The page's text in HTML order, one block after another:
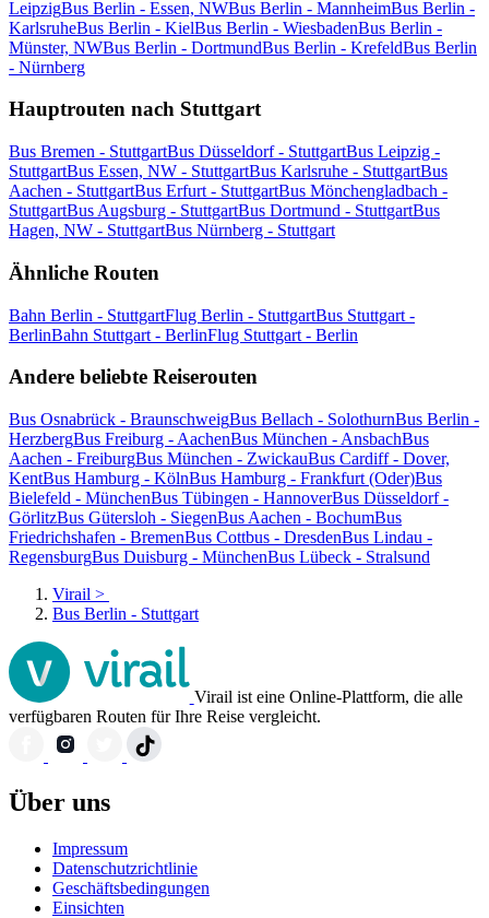
LeipzigBus Berlin - Essen, NWBus Berlin - MannheimBus Berlin -
KarlsruheBus Berlin - KielBus Berlin - WiesbadenBus Berlin -
Münster, NWBus Berlin - DortmundBus Berlin - KrefeldBus Berlin
- Nürnberg
Hauptrouten nach Stuttgart
Bus Bremen - StuttgartBus Düsseldorf - StuttgartBus Leipzig -
StuttgartBus Essen, NW - StuttgartBus Karlsruhe - StuttgartBus
Aachen - StuttgartBus Erfurt - StuttgartBus Mönchengladbach -
StuttgartBus Augsburg - StuttgartBus Dortmund - StuttgartBus
Hagen, NW - StuttgartBus Nürnberg - Stuttgart
Ähnliche Routen
Bahn Berlin - StuttgartFlug Berlin - StuttgartBus Stuttgart -
BerlinBahn Stuttgart - BerlinFlug Stuttgart - Berlin
Andere beliebte Reiserouten
Bus Osnabrück - BraunschweigBus Bellach - SolothurnBus Berlin -
HerzbergBus Freiburg - AachenBus München - AnsbachBus
Aachen - FreiburgBus München - ZwickauBus Cardiff - Dover,
KentBus Hamburg - KölnBus Hamburg - Frankfurt (Oder)Bus
Bielefeld - MünchenBus Tübingen - HannoverBus Düsseldorf -
GörlitzBus Gütersloh - SiegenBus Aachen - BochumBus
Friedrichshafen - BremenBus Cottbus - DresdenBus Lindau -
RegensburgBus Duisburg - MünchenBus Lübeck - Stralsund
Virail >
Bus Berlin - Stuttgart
Virail ist eine Online-Plattform, die alle
verfügbaren Routen für Ihre Reise vergleicht.
Über uns
Impressum
Datenschutzrichtlinie
Geschäftsbedingungen
Einsichten